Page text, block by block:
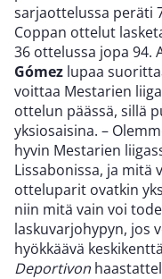
sarjaottelussa peräti
Coppan ottelut
36 ottelussa jopa 94.
Gómez lupaa
voittaa Mestarien
ottelun päässä, sillä
yksiosaisina. –
hyvin Mestarien
Lissabonissa, ja mitä
otteluparit ovatkin
niin mitä vain voi
laskuvarjohypyn, jos
hyökkäävä
Deportivon